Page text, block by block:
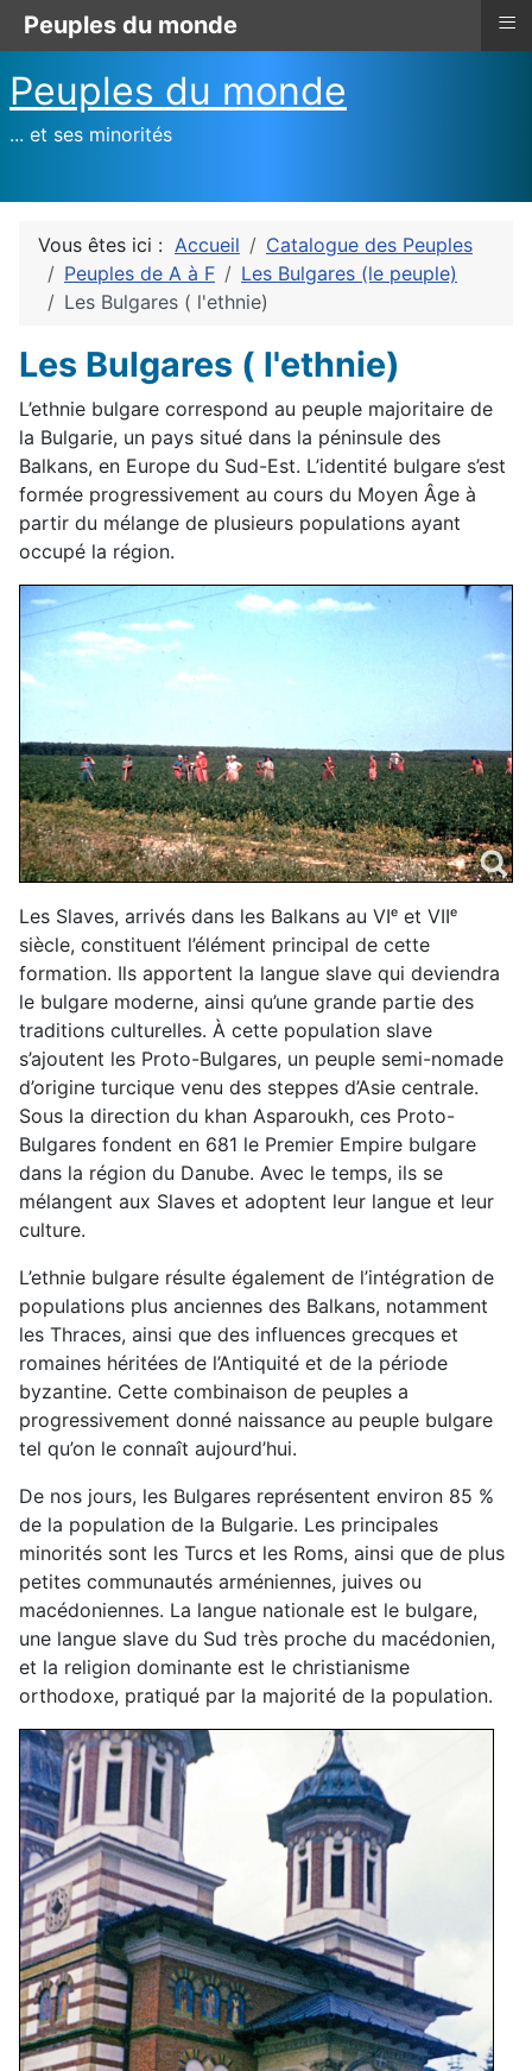
Peuples du monde
... et ses minorités
Vous êtes ici : Accueil
Catalogue des Peuples
Peuples de A à F
Les Bulgares (le peuple)
Les Bulgares ( l'ethnie)
Les Bulgares ( l'ethnie)
L’ethnie bulgare correspond au peuple majoritaire de
la Bulgarie, un pays situé dans la péninsule des
Balkans, en Europe du Sud-Est. L’identité bulgare s’est
formée progressivement au cours du Moyen Âge à
partir du mélange de plusieurs populations ayant
occupé la région.
Les Slaves, arrivés dans les Balkans au VIᵉ et VIIᵉ
siècle, constituent l’élément principal de cette
formation. Ils apportent la langue slave qui deviendra
le bulgare moderne, ainsi qu’une grande partie des
traditions culturelles. À cette population slave
s’ajoutent les Proto-Bulgares, un peuple semi-nomade
d’origine turcique venu des steppes d’Asie centrale.
Sous la direction du khan Asparoukh, ces Proto-
Bulgares fondent en 681 le Premier Empire bulgare
dans la région du Danube. Avec le temps, ils se
mélangent aux Slaves et adoptent leur langue et leur
culture.
L’ethnie bulgare résulte également de l’intégration de
populations plus anciennes des Balkans, notamment
les Thraces, ainsi que des influences grecques et
romaines héritées de l’Antiquité et de la période
byzantine. Cette combinaison de peuples a
progressivement donné naissance au peuple bulgare
tel qu’on le connaît aujourd’hui.
De nos jours, les Bulgares représentent environ 85 %
de la population de la Bulgarie. Les principales
minorités sont les Turcs et les Roms, ainsi que de plus
petites communautés arméniennes, juives ou
macédoniennes. La langue nationale est le bulgare,
une langue slave du Sud très proche du macédonien,
et la religion dominante est le christianisme
orthodoxe, pratiqué par la majorité de la population.
Peuples du monde ≡